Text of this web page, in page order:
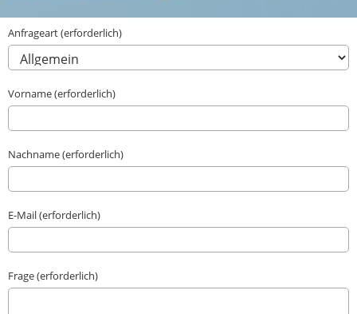
Anfrageart (erforderlich)
Vorname (erforderlich)
Nachname (erforderlich)
E-Mail (erforderlich)
Frage (erforderlich)